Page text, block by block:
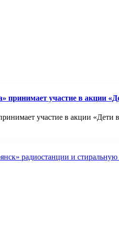
принимает участие в акции
участие в акции «Дети